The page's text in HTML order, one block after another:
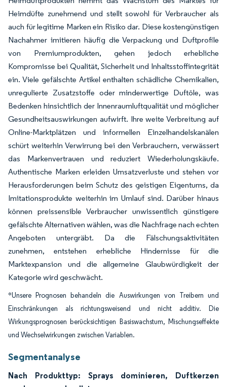
Heimdüfte zunehmend und stellt sowohl für Verbraucher als
auch für legitime Marken ein Risiko dar. Diese kostengünstigen
Nachahmer imitieren häufig die Verpackung und Duftprofile
von Premiumprodukten, gehen jedoch erhebliche
Kompromisse bei Qualität, Sicherheit und Inhaltsstoffintegrität
ein. Viele gefälschte Artikel enthalten schädliche Chemikalien,
unregulierte Zusatzstoffe oder minderwertige Duftöle, was
Bedenken hinsichtlich der Innenraumluftqualität und möglicher
Gesundheitsauswirkungen aufwirft. Ihre weite Verbreitung auf
Online-Marktplätzen und informellen Einzelhandelskanälen
schürt weiterhin Verwirrung bei den Verbrauchern, verwässert
das Markenvertrauen und reduziert Wiederholungskäufe.
Authentische Marken erleiden Umsatzverluste und stehen vor
Herausforderungen beim Schutz des geistigen Eigentums, da
Imitationsprodukte weiterhin im Umlauf sind. Darüber hinaus
können preissensible Verbraucher unwissentlich günstigere
gefälschte Alternativen wählen, was die Nachfrage nach echten
Angeboten untergräbt. Da die Fälschungsaktivitäten
zunehmen, entstehen erhebliche Hindernisse für die
Marktexpansion und die allgemeine Glaubwürdigkeit der
Kategorie wird geschwächt.
*Unsere Prognosen behandeln die Auswirkungen von Treibern und
Einschränkungen als richtungsweisend und nicht additiv. Die
Wirkungsprognosen berücksichtigen Basiswachstum, Mischungseffekte
und Wechselwirkungen zwischen Variablen.
Segmentanalyse
Nach Produkttyp: Sprays dominieren, Duftkerzen